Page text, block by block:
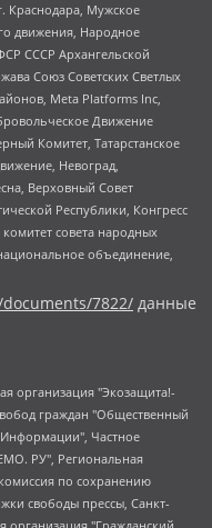
Краснодара, Мужское
движения, Народное
СССР Архангельской
Союз Советских Светлых
Meta Platforms Inc,
Движение
Комитет, Татарстанское
Невоград,
Верховный Совет
Республики, Конгресс
совета народных
объединение,
7822/ данные
движение "Российская ЛГБТ - сеть", Оленичев Максим Владимирович, Павлов Иван Юрьевич, Скворцова Елена Сергеевна, Общество с ограниченной ответственностью "Как бы инагент", Кочетков Игорь Викторович, Общество с ограниченной ответственностью "Честные выборы", Еланчик Олег Александрович, Общество с ограниченной ответственностью "Нобелевский призыв", Гималова Регина Эмилевна, Григорьев Андрей Валерьевич, Григорьева Алина Александровна, Ассоциация по содействию защите прав призывников, альтернативнослужащих и военнослужащих "Правозащитная группа "Гражданин.Армия.Право", Хисамова Регина Фаритовна, Автономная некоммерческая организация по реализации социально-правовых программ "Лилит", Дальневосточное общественное движение "Маяк", Санкт-Петербургская ЛГБТ-инициативная группа "Выход", Инициативная группа ЛГБТ+ "Реверс", Алексеев Андрей Викторович, Бекбулатова Таисия Львовна, Беляев Иван Михайлович, Владыкина Елена Сергеевна, Гельман Марат Александрович, Никульшина Вероника Юрьевна, Толоконникова Надежда Андреевна, Шендерович Виктор Анатольевич, Общество с ограниченной ответственностью "Данное сообщение", Общество с ограниченной ответственностью Издательский дом "Новая глава", Айнбиндер Александра Александровна, Московский комьюнити-центр для ЛГБТ+инициатив, Благотворительный фонд развития филантропии, Deutsche Welle (Германия, Kurt-Schumacher-Strasse 3, 53113 Bonn), Борзунова Мария Михайловна, Воробьев Виктор Викторович, Голубева Анна Львовна, Константинова Алла Михайловна, Малкова Ирина Владимировна, Мурадов Мурад Абдулгалимович, Осетинская Елизавета Николаевна, Понасенков Евгений Николаевич, Ганапольский Матвей Юрьевич, Киселев Евгений Алексеевич, Борухович Ирина Григорьевна, Дремин Иван Тимофеевич, Дубровский Дмитрий Викторович, Красноярская региональная общественная организация поддержки и развития альтернативных образовательных технологий и межкультурных коммуникаций "ИНТЕРРА", Маяковская Екатерина Алексеевна, Фейгин Марк Захарович, Филимонов Андрей Викторович, Дзугкоева Регина Николаевна, Доброхотов Роман Александрович, Дудь Юрий Александрович, Елкин Сергей Владимирович, Кругликов Кирилл Игоревич, Сабунаева Мария Леонидовна, Семенов Алексей Владимирович, Шаинян Карен Багратович, Шульман Екатерина Михайловна, Асафьев Артур Валерьевич, Вахштайн Виктор Семенович, Венедиктов Алексей Алексеевич, Лушникова Екатерина Евгеньевна, Волков Леонид Михайлович, Невзоров Александр Глебович, Пархоменко Сергей Борисович, Сироткин Ярослав Николаевич, Кара-Мурза Владимир Владимирович, Баранова Наталья Владимировна, Гозман Леонид Яковлевич, Кагарлицкий Борис Юльевич, Климарев Михаил Валерьевич, Милов Владимир Станиславович, Автономная некоммерческая организация Краснодарский центр современного искусства "Типография", Моргенштерн Алишер Тагирович, Соболь Любовь Эдуардовна, Общество с ограниченной ответственностью "ЛИЗА НОРМ", Каспаров Гарри Кимович, Ходорковский Михаил Борисович, Общество с ограниченной ответственностью "Апрельские тезисы", Данилович Ирина Брониславовна, Кашин Олег Владимирович, Петров Николай Владимирович, Пивоваров Алексей Владимирович, Соколов Михаил Владимирович, Цветкова Юлия Владимировна, Чичваркин Евгений Александрович, Комитет против пыток/Команда против пыток, Общество с ограниченной ответственностью "Первый научный", Общество с ограниченной ответственностью "Вертолет и ко", Белоцерковская Вероника Борисовна, Кац Максим Евгеньевич, Лазарева Татьяна Юрьевна, Шаведдинов Руслан Табризович, Яшин Илья Валерьевич, Общество с ограниченной ответственностью "Иноагент ААВ", Алешковский Дмитрий Петрович, Альбац Евгения Марковна, Быков Дмитрий Львович, Галямина Юлия Евгеньевна, Лойко Сергей Леонидович, Мартынов Кирилл Константинович, Медведев Сергей Александрович, Крашенинников Федор Геннадиевич, Гордеева Катерина Вл